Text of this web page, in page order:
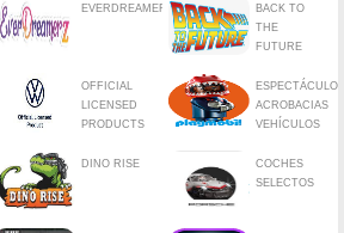
EVERDREAMERZ
BACK TO
THE
FUTURE
OFFICIAL
LICENSED
PRODUCTS
ESPECTÁCULO
ACROBACIAS
VEHÍCULOS
DINO RISE
COCHES
SELECTOS